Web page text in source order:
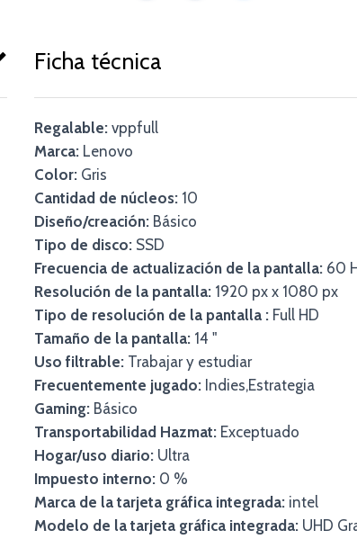
Ficha técnica
Regalable: vppfull
Marca: Lenovo
Color: Gris
Cantidad de núcleos: 10
Diseño/creación: Básico
Tipo de disco: SSD
Frecuencia de actualización de la pantalla: 60
Resolución de la pantalla: 1920 px x 1080 px
Tipo de resolución de la pantalla : Full HD
Tamaño de la pantalla: 14 "
Uso filtrable: Trabajar y estudiar
Frecuentemente jugado: Indies,Estrategia
Gaming: Básico
Transportabilidad Hazmat: Exceptuado
Hogar/uso diario: Ultra
Impuesto interno: 0 %
Marca de la tarjeta gráfica integrada: intel
Modelo de la tarjeta gráfica integrada: UHD